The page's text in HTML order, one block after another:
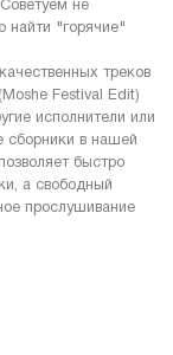
не
найти "горячие"
треков
Festival Edit)
исполнители или
сборники в нашей
быстро
а свободный
прослушивание